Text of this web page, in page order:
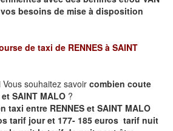
besoins de mise à disposition
de taxi de RENNES à SAINT
souhaitez savoir combien coute
SAINT MALO ?
taxi entre RENNES et SAINT MALO
tarif jour et 177- 185 euros tarif nuit